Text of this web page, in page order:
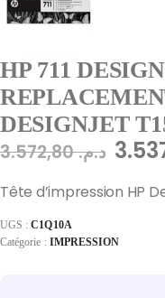
HP 711
DESIGNJET
د.م.3.572,80
Tête d’impression HP
UGS :C1Q10A
Catégorie : IMPRESSION